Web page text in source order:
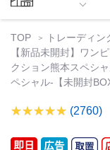
TOP トレーディン
【新品未開封】ワン
クション熊本スペシ
ペシャル-【未開封
(2760)